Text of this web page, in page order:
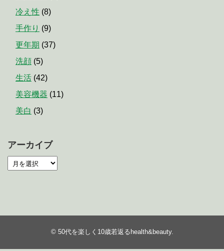
冷え性 (8)
手作り (9)
更年期 (37)
洗顔 (5)
生活 (42)
美容機器 (11)
美白 (3)
アーカイブ
© 50代を楽しく10歳若返るhealth&beauty.